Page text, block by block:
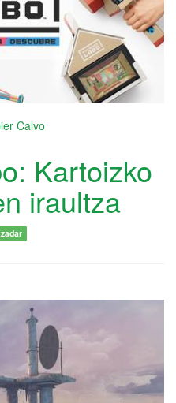
Calvo
Kartoizko
iraultza